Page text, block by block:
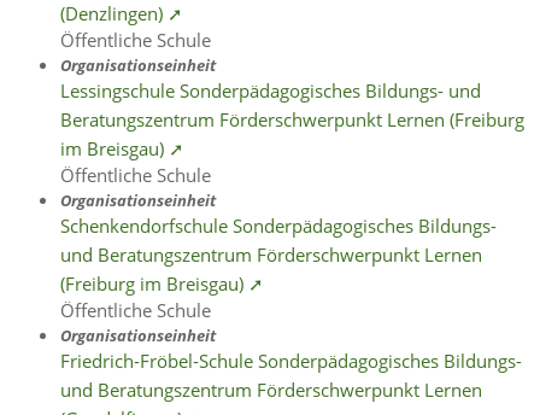
(Denzlingen) ➚
Öffentliche Schule
Organisationseinheit
Lessingschule Sonderpädagogisches Bildungs- und
Beratungszentrum Förderschwerpunkt Lernen (Freiburg
im Breisgau) ➚
Öffentliche Schule
Organisationseinheit
Schenkendorfschule Sonderpädagogisches Bildungs-
und Beratungszentrum Förderschwerpunkt Lernen
(Freiburg im Breisgau) ➚
Öffentliche Schule
Organisationseinheit
Friedrich-Fröbel-Schule Sonderpädagogisches Bildungs-
und Beratungszentrum Förderschwerpunkt Lernen